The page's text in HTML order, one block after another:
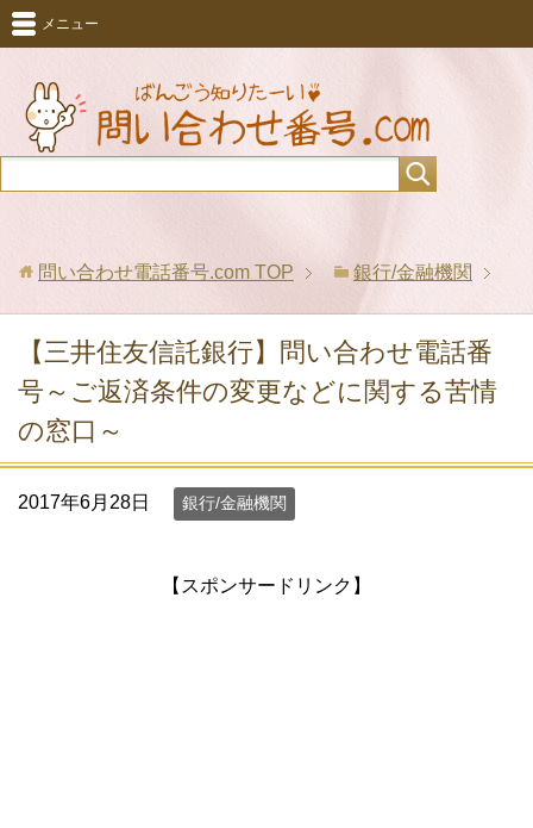
メニュー
問い合わせ電話番号.com TOP 銀行/金融機関
【三井住友信託銀行】問い合わせ電話番
号～ご返済条件の変更などに関する苦情
の窓口～
2017年6月28日 銀行/金融機関
【スポンサードリンク】